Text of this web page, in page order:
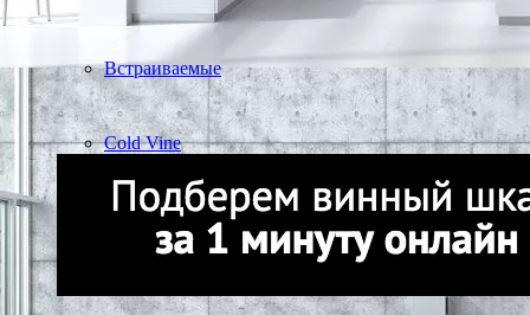
Встраиваемые
Cold Vine